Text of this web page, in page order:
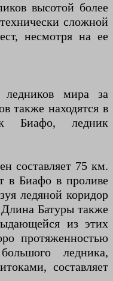
высотой более
сложной
несмотря на ее
мира за
также находятся в
Биафо, ледник
составляет 75 км.
в Биафо в проливе
ледяной коридор
Батуры также
из этих
протяженностью
ледника,
составляет